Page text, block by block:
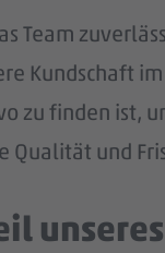
Team
Kundschaft
zu finden ist,
Qualität und